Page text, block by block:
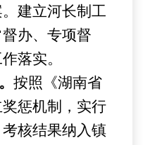
建立河长制工
办、专项督
落实。
按照《湖南省
惩机制，实行
考核结果纳入镇